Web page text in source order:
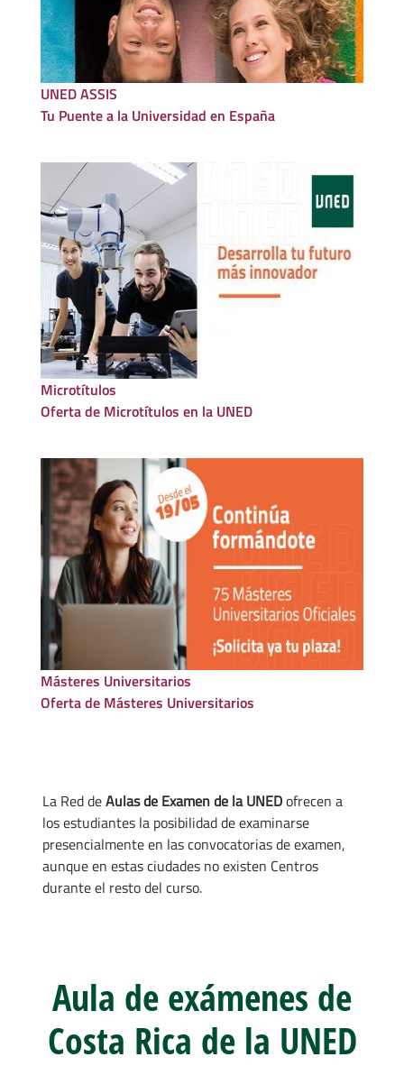
UNED ASSIS
Tu Puente a la Universidad en España
Microtítulos
Oferta de Microtítulos en la UNED
Másteres Universitarios
Oferta de Másteres Universitarios
La Red deAulas de Examen de la UNEDofrecen a
los estudiantes la posibilidad de examinarse
presencialmente en las convocatorias de examen,
aunque en estas ciudades no existen Centros
durante el resto del curso.
Aula de exámenes de
Costa Rica de la UNED